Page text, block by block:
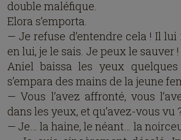
double maléfique.
Elora s’emporta.
— Je refuse d’entendre cela ! Il lui
en lui, je le sais. Je peux le sauver !
Aniel baissa les yeux quelques
s’empara des mains de la jeune
— Vous l’avez affronté, vous
dans les yeux, et qu’avez-vous vu
— Je… la haine, le néant… la